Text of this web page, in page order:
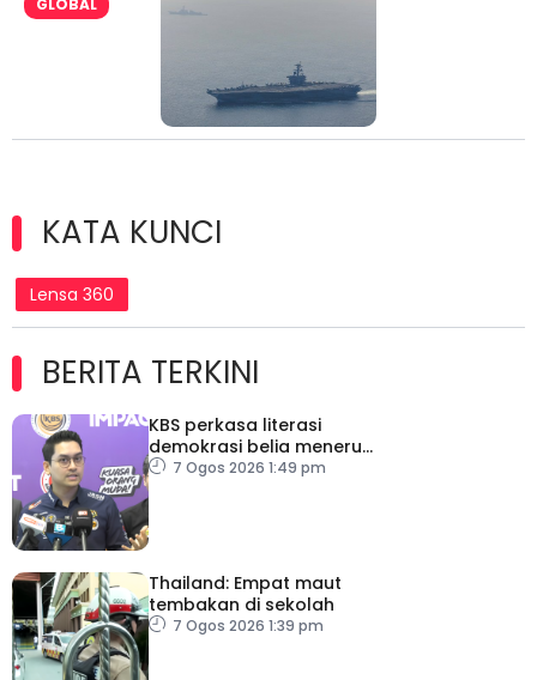
GLOBAL
KATA KUNCI
Lensa 360
BERITA TERKINI
KBS perkasa literasi
demokrasi belia menerusi
Bulan Rakan Demokrasi
7 Ogos 2026 1:49 pm
Thailand: Empat maut
tembakan di sekolah
7 Ogos 2026 1:39 pm